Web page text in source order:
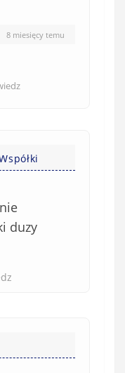
8 miesięcy temu
duzy